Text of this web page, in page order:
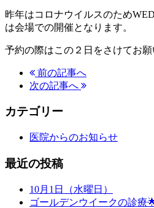
昨年はコロナウイルスのため
は会場での開催となります。
予約の際はこの２日をさけてお
前の記事へ
次の記事へ
カテゴリー
医院からのお知らせ
最近の投稿
10月1日（水曜日）
ゴールデンウイークの診療